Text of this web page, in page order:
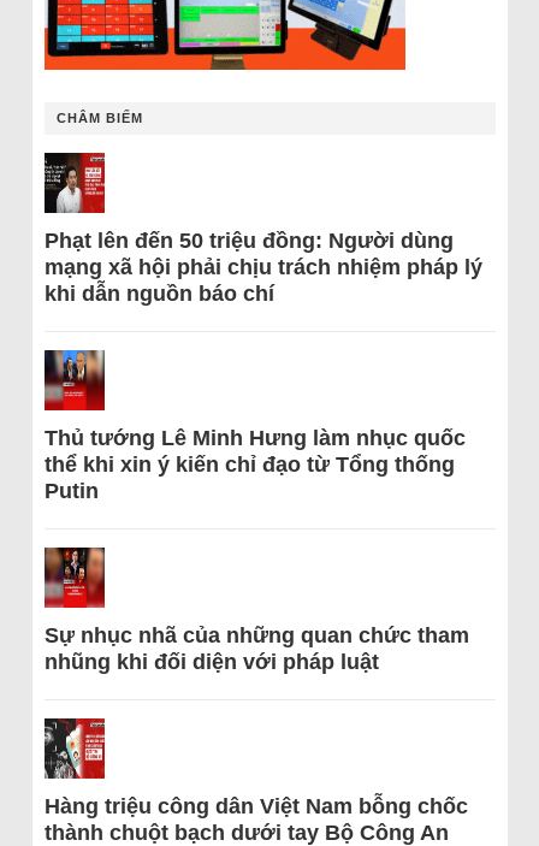
CHÂM BIẾM
Phạt lên đến 50 triệu đồng: Người dùng
mạng xã hội phải chịu trách nhiệm pháp lý
khi dẫn nguồn báo chí
Thủ tướng Lê Minh Hưng làm nhục quốc
thể khi xin ý kiến chỉ đạo từ Tổng thống
Putin
Sự nhục nhã của những quan chức tham
nhũng khi đối diện với pháp luật
Hàng triệu công dân Việt Nam bỗng chốc
thành chuột bạch dưới tay Bộ Công An